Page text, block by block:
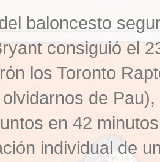
baloncesto
consiguió el
los Toronto
de
en 42
individual de